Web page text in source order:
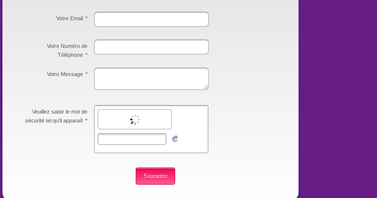
Votre Email *
Votre Numéro de
Téléphone *
Votre Message *
Veuillez saisir le mot de
sécurité tel qu'il apparaît *
Soumettre